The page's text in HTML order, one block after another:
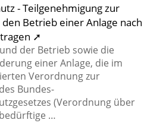
- Teilgenehmigung zur
Betrieb einer Anlage nach
➚
der Betrieb sowie die
einer Anlage, die im
Verordnung zur
Bundes-
(Verordnung über
…